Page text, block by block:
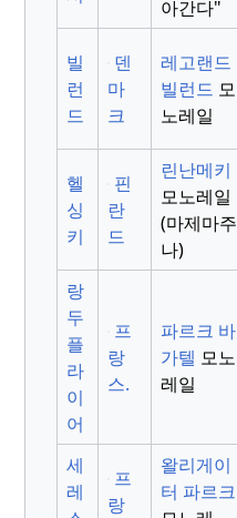
아간다"
빌
런
드
덴
마
크
레고랜드
빌런드 모
노레일
헬
싱
키
핀
란
드
린난메키
모노레일
(마제마주
나)
랑
두
플
라
이
어
프
랑
스.
파르크 바
가텔 모노
레일
세
레
프
랑
왈리게이
터 파르크